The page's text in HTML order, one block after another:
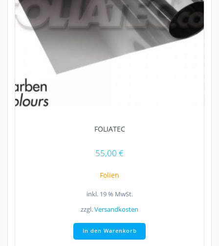
FOLIATEC
55,00 €
Folien
inkl. 19 % MwSt.
zzgl.Versandkosten
In den Warenkorb